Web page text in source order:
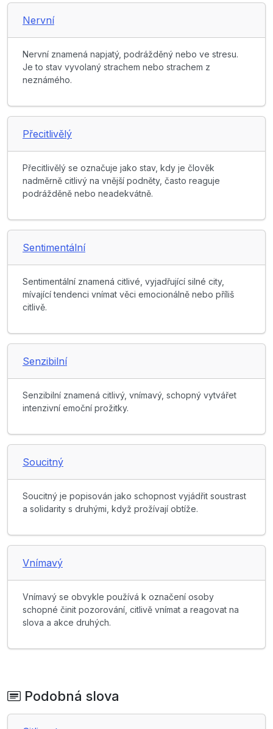
Nervní
Nervní znamená napjatý, podrážděný nebo ve stresu.
Je to stav vyvolaný strachem nebo strachem z
neznámého.
Přecitlivělý
Přecitlivělý se označuje jako stav, kdy je člověk
nadměrně citlivý na vnější podněty, často reaguje
podrážděně nebo neadekvátně.
Sentimentální
Sentimentální znamená citlivé, vyjadřující silné city,
mívající tendenci vnímat věci emocionálně nebo příliš
citlivě.
Senzibilní
Senzibilní znamená citlivý, vnímavý, schopný vytvářet
intenzivní emoční prožitky.
Soucitný
Soucitný je popisován jako schopnost vyjádřit soustrast
a solidarity s druhými, když prožívají obtíže.
Vnímavý
Vnímavý se obvykle používá k označení osoby
schopné činit pozorování, citlivě vnímat a reagovat na
slova a akce druhých.
Podobná slova